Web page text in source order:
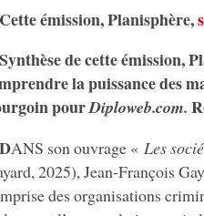
Cette émission, Planisphère,
Synthèse de cette émission,
la puissance des
pourDiploweb.com.
DANS son ouvrage « Les
2025), Jean-François
des organisations